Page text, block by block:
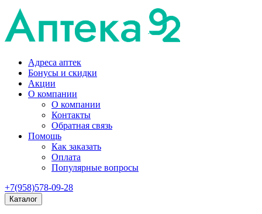
Адреса аптек
Бонусы и скидки
Акции
О компании
О компании
Контакты
Обратная связь
Помощь
Как заказать
Оплата
Популярные вопросы
+7(958)578-09-28
Каталог